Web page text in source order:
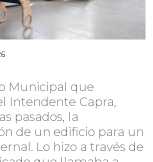
Municipal que
Intendente Capra,
pasados, la
de un edificio para un
Lo hizo a través de